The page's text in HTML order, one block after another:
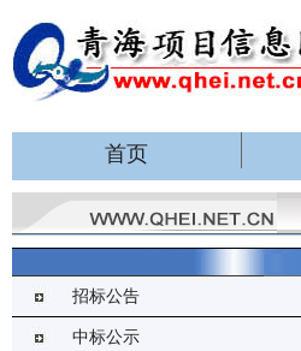
首页
招标公告
中标公示